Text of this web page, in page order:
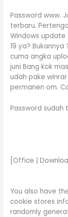
Password www.
terbaru.
Windows
19 ya?
cuma angka
juni Bang kok
udah pake
permanen om.
Password sudah
[Office |
You also have
cookie stores
randomly